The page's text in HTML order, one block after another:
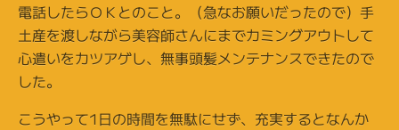
電話したらＯＫとのこと。（急なお願いだったので）手
土産を渡しながら美容師さんにまでカミングアウトして
心遣いをカツアゲし、無事頭髪メンテナンスできたので
した。
こうやって1日の時間を無駄にせず、充実するとなんか